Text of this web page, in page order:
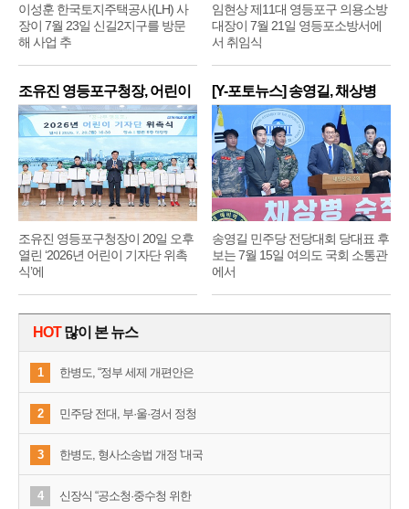
이성훈 한국토지주택공사(LH) 사
장이 7월 23일 신길2지구를 방문
해 사업 추
임현상 제11대 영등포구 의용소방
대장이 7월 21일 영등포소방서에
서 취임식
조유진 영등포구청장, 어린이
기
조유진 영등포구청장이 20일 오후
열린 ‘2026년 어린이 기자단 위촉
식’에
[Y-포토뉴스] 송영길, 채상병
순
송영길 민주당 전당대회 당대표 후
보는 7월 15일 여의도 국회 소통관
에서
HOT많이 본 뉴스
1 한병도, “정부 세제 개편안은
2 민주당 전대, 부·울·경서 정청
3 한병도, 형사소송법 개정 '대국
4 신장식 “공소청·중수청 위한